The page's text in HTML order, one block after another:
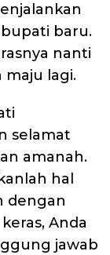
baru.
nanti
lagi.
selamat
amanah.
hal
dengan
Anda
jawab